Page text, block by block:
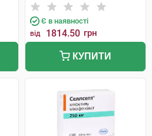
Є в наявності
від 1814.50 грн
КУПИТИ